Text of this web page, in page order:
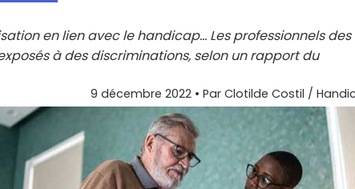
en lien avec le handicap... Les professionnels des
à des discriminations, selon un rapport du
9 décembre 2022 • Par Clotilde Costil /